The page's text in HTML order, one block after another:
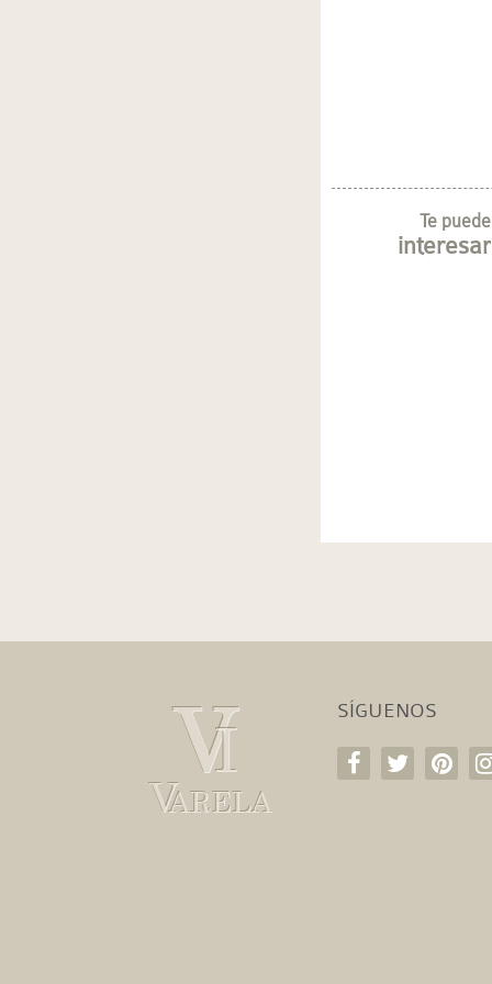
Te puede
interesar
SÍGUENOS